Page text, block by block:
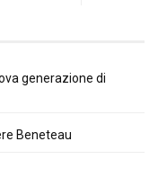
generazione di
Beneteau